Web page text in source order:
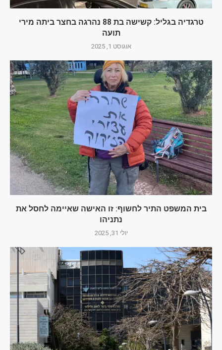
טרגדיה בגליל: קשישה בת 88 נהרגה בחצר ביתה מירי
תועה
אוגוסט 1, 2025
בית המשפט התיר לחשוף: זו האישה שאיימה לחסל את
נתניהו
יולי 31, 2025